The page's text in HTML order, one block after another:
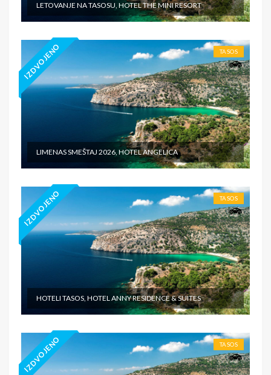
LETOVANJE NA TASOSU, HOTEL THE MINI RESORT
IZDVOJENO TASOS
LIMENAS SMEŠTAJ 2026, HOTEL ANGELICA
IZDVOJENO TASOS
HOTELI TASOS, HOTEL ANNY RESIDENCE & SUITES
IZDVOJENO TASOS